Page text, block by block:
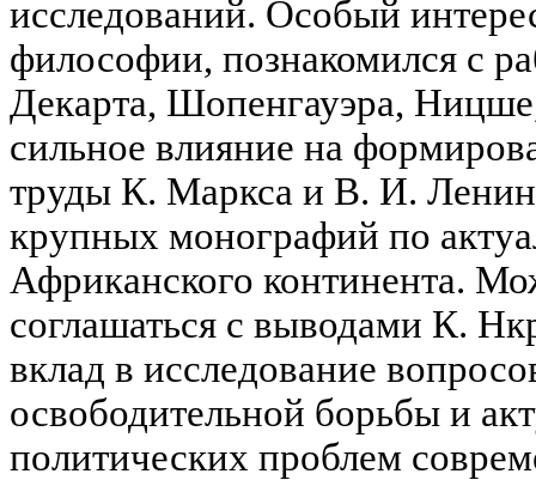
исследований. Особый
философии, познакомился с
Декарта, Шопенгауэра,
сильное влияние на
труды К. Маркса и В. И.
крупных монографий по
Африканского континента.
соглашаться с выводами К.
вклад в исследование
освободительной борьбы и
политических проблем